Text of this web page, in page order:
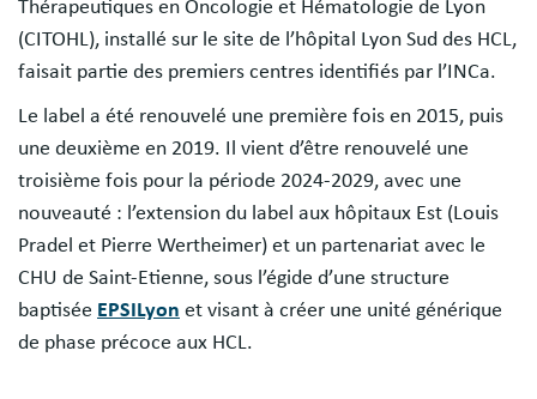
Thérapeutiques en Oncologie et Hématologie de Lyon
(CITOHL), installé sur le site de l’hôpital Lyon Sud des HCL,
faisait partie des premiers centres identifiés par l’INCa.
Le label a été renouvelé une première fois en 2015, puis
une deuxième en 2019. Il vient d’être renouvelé une
troisième fois pour la période 2024-2029, avec une
nouveauté : l’extension du label aux hôpitaux Est (Louis
Pradel et Pierre Wertheimer) et un partenariat avec le
CHU de Saint-Etienne, sous l’égide d’une structure
baptisée EPSILyon et visant à créer une unité générique
de phase précoce aux HCL.